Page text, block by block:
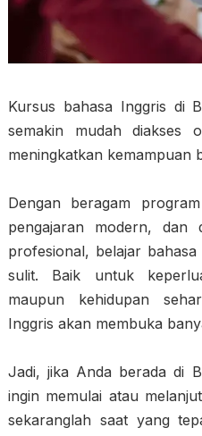
Kursus bahasa Inggris di
semakin mudah diakses
meningkatkan kemampuan
Dengan beragam
pengajaran modern, dan
profesional, belajar
sulit. Baik untuk
maupun kehidupan
Inggris akan membuka
Jadi, jika Anda berada di
ingin memulai atau
sekaranglah saat yang